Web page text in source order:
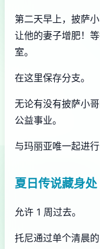
第二天早上，披萨
让他的妻子增肥！
室。
在这里保存分支。
无论有没有披萨小
公益事业。
与玛丽亚唯一起进行
夏日传说藏身处
允许 1 周过去。
托尼通过单个清晨